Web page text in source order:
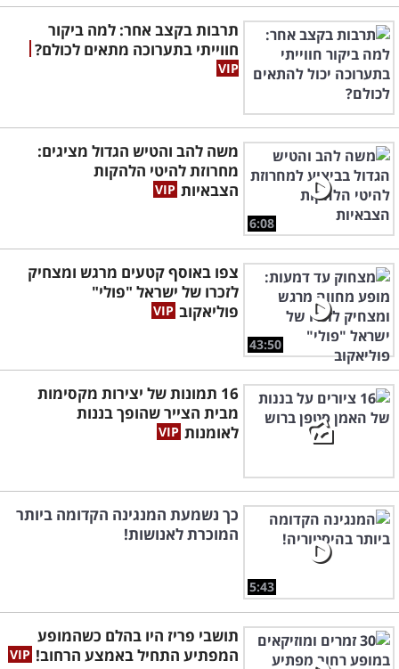
תרבות בקצב אחר: למה ביקור
חווייתי בתערוכה מתאים לכולם?
6:08
משה להב והטיש הגדול מציגים:
מחרוזת להיטי הלהקות
הצבאיות
43:50
צפו באוסף קטעים מרגש ומצחיק
לזכרו של ישראל "פולי"
פוליאקוב
16 תמונות של יצירות מקסימות
מבית הצייר שהופך בננות
לאומנות
5:43
כך נשמעת המנגינה הקדומה ביותר
המוכרת לאנושות!
תושבי פריז היו בהלם כשהמופע
המפתיע התחיל באמצע הרחוב!